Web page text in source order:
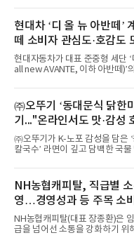
디교육, 대교, 디지
이 순으로 뒤를 이었다.7일 한국
구창환)는 산업통상자원부 공공
대상으로 지난 7월 7일부터 8월
자 빅데이터 91,102,549건을 분
공사가 브랜드평판지수
1위에 올랐다고 밝혔다. 분석에
난 7월(88,893,823건) 대비
수력원자력, 한국석
현대차 ‘디 올 뉴 아반떼’
떼 소비자 관심도·호감도
현대자동차가 대표 준중형 세단
all new AVANTE, 이하 아반떼)’
떼는 6년 만에 선보이는 8세대
교한 선과 면을 중심으로 완성한
과거 중형 세단 수준으로 확대된
최고 수준의 안전성 ▲성능과 효
행 완성도 ▲첨단 편의 및 디지털
글로벌 준중형 세단의 새로운 기
는 가솔린 2.0과 1.6 하이브리드
넘
㈜오뚜기 ‘동대문식 닭한
기..."온라인서도 맛·감성
㈜오뚜기가 K-노포 감성을 담은
칼국수’ 라면이 깊고 담백한 국
혔다.‘동대문식 닭한마리 칼국수
소비자 호응에 힘입어 지난 7월
단 18일 만에 누적 판매량 50만
거두었다.이번 신제품은 개발진
전문점을 직접 찾아 다니며 최적
했다. 자극적이지 않으면서도 깊
개운한 풍미를 더했으며, 국물이
NH농협캐피탈, 직급별
영…경영성과 등 주목 소
NH농협캐피탈(대표 장종환)은
급을 넘어선 소통을 강화하기 위